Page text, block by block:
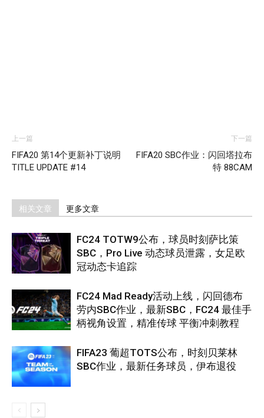
上一篇
FIFA20 第14个更新补丁说明
TITLE UPDATE #14
下一篇
FIFA20 SBC作业：闪回塔拉布
特 88CAM
相关文章 更多文章
FC24 TOTW9公布，球员时刻萨比策
SBC，Pro Live 动态球员泄露，女足欧
冠动态卡追踪
FC24 Mad Ready活动上线，闪回德布
劳内SBC作业，最新SBC，FC24 最佳手
柄视角设置，精准传球 平衡冲刺教程
FIFA23 葡超TOTS公布，时刻贝莱林
SBC作业，最新任务球员，伊布退役